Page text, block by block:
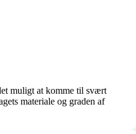
muligt at komme til svært
materiale og graden af